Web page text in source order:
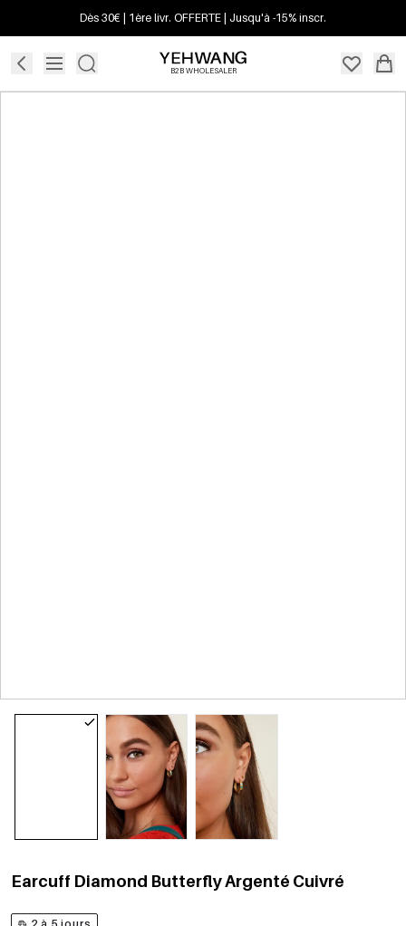
Dès 30€ | 1ère livr. OFFERTE | Jusqu'à -15% inscr.
B2B WHOLESALER
Earcuff Diamond Butterfly Argenté Cuivré